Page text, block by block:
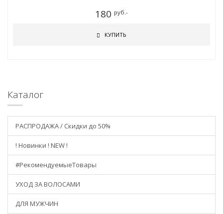
180 руб.-
КУПИТЬ
Каталог
РАСПРОДАЖА / Скидки до 50%
! Новинки ! NEW !
#РекомендуемыеТовары
УХОД ЗА ВОЛОСАМИ
ДЛЯ МУЖЧИН